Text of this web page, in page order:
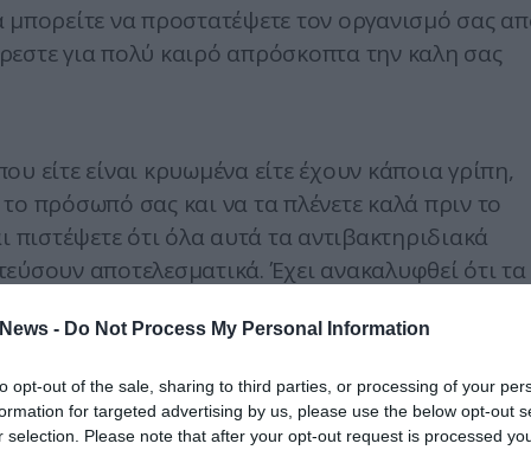
- Do Not Process My Personal Information
opt-out of the sale, sharing to third parties, or processing of your
for targeted advertising by us, please use the below opt-out
selection. Please note that after your opt-out request is processed
να προστατέψετε τον οργανισμό σας
για πολύ καιρό απρόσκοπτα την καλη σας
είτε είναι κρυωμένα είτε έχουν κάποια γρίπη,
πρόσωπό σας και να τα πλένετε καλά πριν το
ότι όλα αυτά τα αντιβακτηριδιακά
αποτελεσματικά. Έχει ανακαλυφθεί ότι τα
ένα ιδανικό περιβάλλον για το
και το νερό αποτελούν την καλύτερη λύση
και τοποθετημένο σε μπουκάλι για σπρέι)